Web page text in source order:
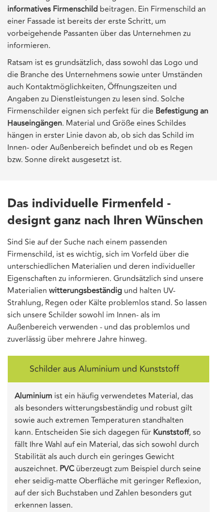
informatives Firmenschild beitragen. Ein Firmenschild an
einer Fassade ist bereits der erste Schritt, um
vorbeigehende Passanten über das Unternehmen zu
informieren.
Ratsam ist es grundsätzlich, dass sowohl das Logo und
die Branche des Unternehmens sowie unter Umständen
auch Kontaktmöglichkeiten, Öffnungszeiten und
Angaben zu Dienstleistungen zu lesen sind. Solche
Firmenschilder eignen sich perfekt für die Befestigung an
Hauseingängen. Material und Größe eines Schildes
hängen in erster Linie davon ab, ob sich das Schild im
Innen- oder Außenbereich befindet und ob es Regen
bzw. Sonne direkt ausgesetzt ist.
Das individuelle Firmenfeld -
designt ganz nach Ihren Wünschen
Sind Sie auf der Suche nach einem passenden
Firmenschild, ist es wichtig, sich im Vorfeld über die
unterschiedlichen Materialien und deren individueller
Eigenschaften zu informieren. Grundsätzlich sind unsere
Materialien witterungsbeständig und halten UV-
Strahlung, Regen oder Kälte problemlos stand. So lassen
sich unsere Schilder sowohl im Innen- als im
Außenbereich verwenden - und das problemlos und
zuverlässig über mehrere Jahre hinweg.
Schilder aus Aluminium und Kunststoff
Aluminium ist ein häufig verwendetes Material, das
als besonders witterungsbeständig und robust gilt
sowie auch extremen Temperaturen standhalten
kann. Entscheiden Sie sich dagegen für Kunststoff, so
fällt Ihre Wahl auf ein Material, das sich sowohl durch
Stabilität als auch durch ein geringes Gewicht
auszeichnet. PVCüberzeugt zum Beispiel durch seine
eher seidig-matte Oberfläche mit geringer Reflexion,
auf der sich Buchstaben und Zahlen besonders gut
erkennen lassen.